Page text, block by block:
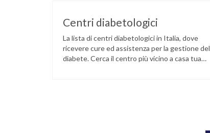
Centri diabetologici
La lista di centri diabetologici in Italia, dove
ricevere cure ed assistenza per la gestione del
diabete. Cerca il centro più vicino a casa tua